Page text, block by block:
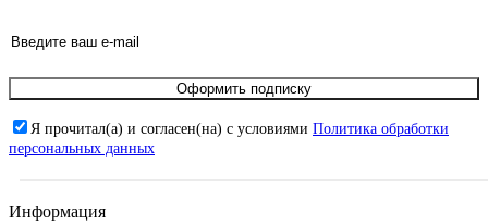
Оформить подписку
Я прочитал(а) и согласен(на) с условиями Политика обработки
персональных данных
Информация